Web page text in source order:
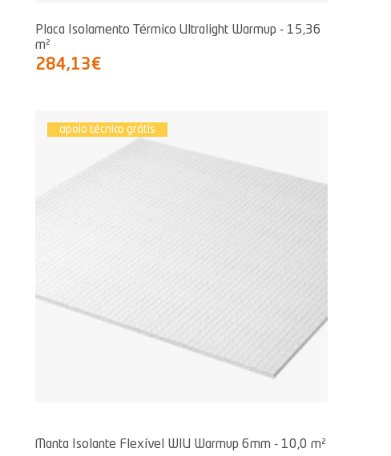
Placa Isolamento Térmico Ultralight Warmup - 15,36
m²
284,13€
apoio técnico grátis
Manta Isolante Flexível WIU Warmup 6mm - 10,0 m²